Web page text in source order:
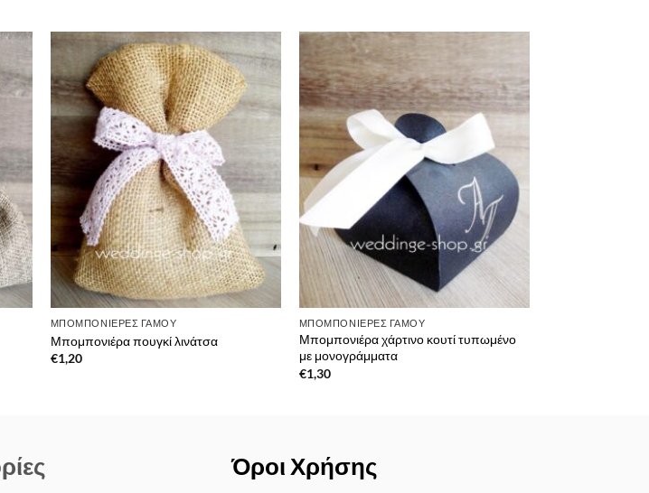
Πρόσθήκη
στην λίστα
επιθυμιών
ΜΠΟΜΠΟΝΙΈΡΕΣ ΓΆΜΟΥ
Μπομπονιέρα πουγκί λινάτσα
€1,20
Πρόσθήκη
στην λίστα
επιθυμιών
ΜΠΟΜΠΟΝΙΈΡΕΣ ΓΆΜΟΥ
Μπομπονιέρα χάρτινο κουτί τυπωμένο
με μονογράμματα
€1,30
Όροι Χρήσης